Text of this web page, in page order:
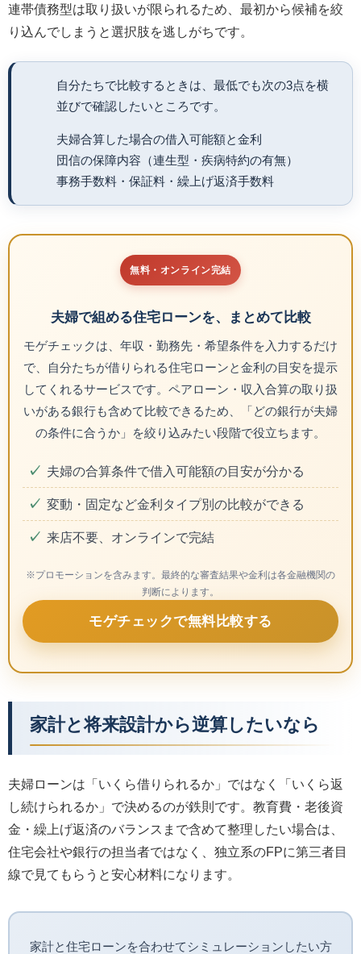
連帯債務型は取り扱いが限られるため、最初から候補を絞
り込んでしまうと選択肢を逃しがちです。
自分たちで比較するときは、最低でも次の3点を横
並びで確認したいところです。
夫婦合算した場合の借入可能額と金利
団信の保障内容（連生型・疾病特約の有無）
事務手数料・保証料・繰上げ返済手数料
無料・オンライン完結
夫婦で組める住宅ローンを、まとめて比較
モゲチェックは、年収・勤務先・希望条件を入力するだけ
で、自分たちが借りられる住宅ローンと金利の目安を提示
してくれるサービスです。ペアローン・収入合算の取り扱
いがある銀行も含めて比較できるため、「どの銀行が夫婦
の条件に合うか」を絞り込みたい段階で役立ちます。
夫婦の合算条件で借入可能額の目安が分かる
変動・固定など金利タイプ別の比較ができる
来店不要、オンラインで完結
※プロモーションを含みます。最終的な審査結果や金利は各金融機関の
判断によります。
モゲチェックで無料比較する
家計と将来設計から逆算したいなら
夫婦ローンは「いくら借りられるか」ではなく「いくら返
し続けられるか」で決めるのが鉄則です。教育費・老後資
金・繰上げ返済のバランスまで含めて整理したい場合は、
住宅会社や銀行の担当者ではなく、独立系のFPに第三者目
線で見てもらうと安心材料になります。
家計と住宅ローンを合わせてシミュレーションしたい方